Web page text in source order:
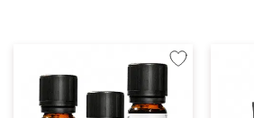
Zur Wunschliste